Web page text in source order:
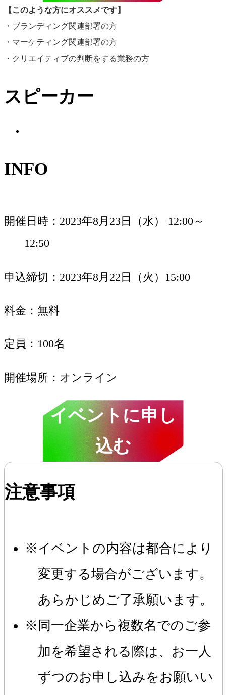
【このような方にオススメです】
・ブランディング関連部署の方
・マーケティング関連部署の方
・クリエイティブの判断をする業務の方
スピーカー
沼倉 結菜
株式会社アマナ／デ
ジタルメディアプラ
INFO
開催日時
2023年8月23日（水） 12:00～
12:50
申込締切 2023年8月22日（火）15:00
料金 無料
定員 100名
開催場所 オンライン
イベントに申し
込む
注意事項
イベントの内容は都合により
変更する場合がございます。
あらかじめご了承願います。
同一企業から複数名でのご参
加を希望される際は、お一人
ずつのお申し込みをお願いい